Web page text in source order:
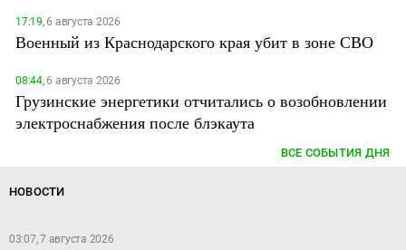
17:19,6 августа 2026
Военный из Краснодарского края убит в зоне СВО
08:44,6 августа 2026
Грузинские энергетики отчитались о возобновлении
электроснабжения после блэкаута
ВСЕ СОБЫТИЯ ДНЯ
НОВОСТИ
03:07, 7 августа 2026